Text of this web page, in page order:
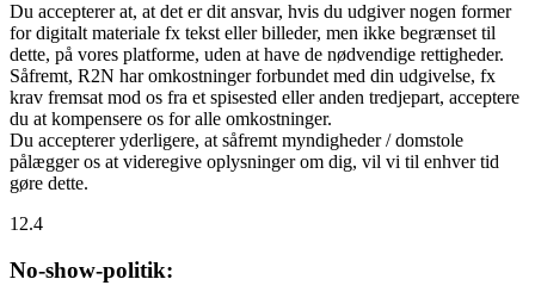
Du accepterer at, at det er dit ansvar, hvis du udgiver nogen former
for digitalt materiale fx tekst eller billeder, men ikke begrænset til
dette, på vores platforme, uden at have de nødvendige rettigheder.
Såfremt, R2N har omkostninger forbundet med din udgivelse, fx
krav fremsat mod os fra et spisested eller anden tredjepart, acceptere
du at kompensere os for alle omkostninger.
Du accepterer yderligere, at såfremt myndigheder / domstole
pålægger os at videregive oplysninger om dig, vil vi til enhver tid
gøre dette.
12.4
No-show-politik: